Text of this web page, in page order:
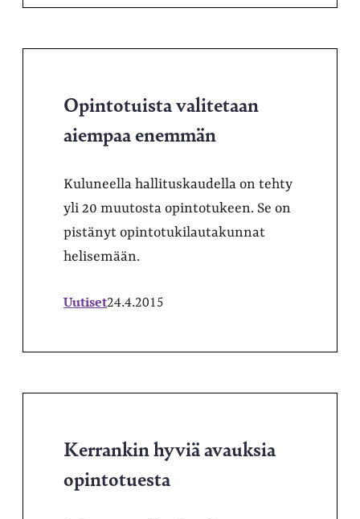
Opintotuista valitetaan
aiempaa enemmän
Kuluneella hallituskaudella on tehty
yli 20 muutosta opintotukeen. Se on
pistänyt opintotukilautakunnat
helisemään.
Uutiset24.4.2015
Kerrankin hyviä avauksia
opintotuesta